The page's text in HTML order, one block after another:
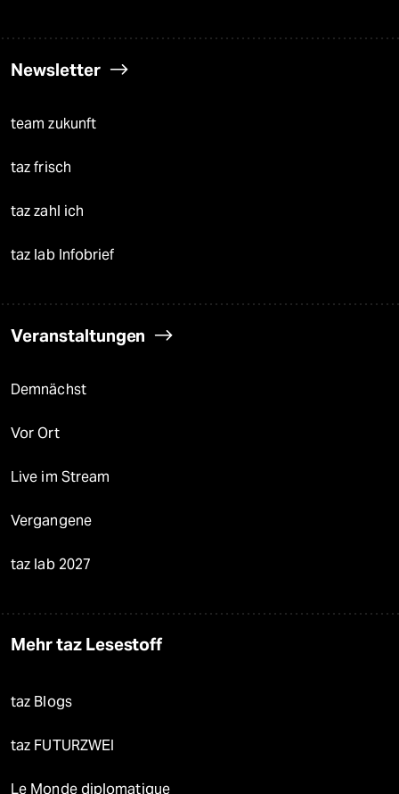
Newsletter
team zukunft
taz frisch
taz zahl ich
taz lab Infobrief
Veranstaltungen
Demnächst
Vor Ort
Live im Stream
Vergangene
taz lab 2027
Mehr taz Lesestoff
taz Blogs
taz FUTURZWEI
Le Monde diplomatique